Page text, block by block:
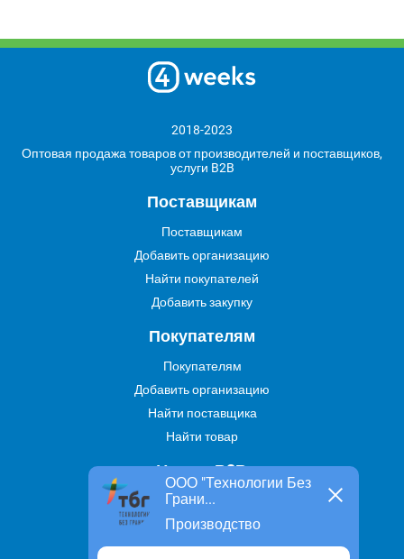
ООО "Технологии Без
Грани...
Производство
2018-2023
Оптовая продажа товаров от производителей и поставщиков,
услуги B2B
Поставщикам
Поставщикам
Добавить организацию
Найти покупателей
Добавить закупку
Покупателям
Покупателям
Добавить организацию
Найти поставщика
Найти товар
Услуги В2В
Найти услугу
Предложить свою услугу
Дропшиппинг